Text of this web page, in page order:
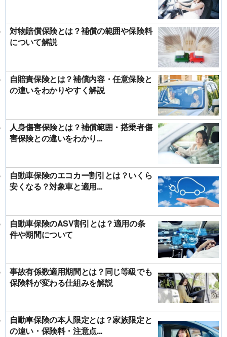
対物賠償保険とは？補償の範囲や保険料
について解説
自賠責保険とは？補償内容・任意保険と
の違いをわかりやすく解説
人身傷害保険とは？補償範囲・搭乗者傷
害保険との違いをわかり...
自動車保険のエコカー割引とは？いくら
安くなる？対象車と適用...
自動車保険のASV割引とは？適用の条
件や期間について
事故有係数適用期間とは？同じ等級でも
保険料が変わる仕組みを解説
自動車保険の本人限定とは？家族限定と
の違い・保険料・注意点...